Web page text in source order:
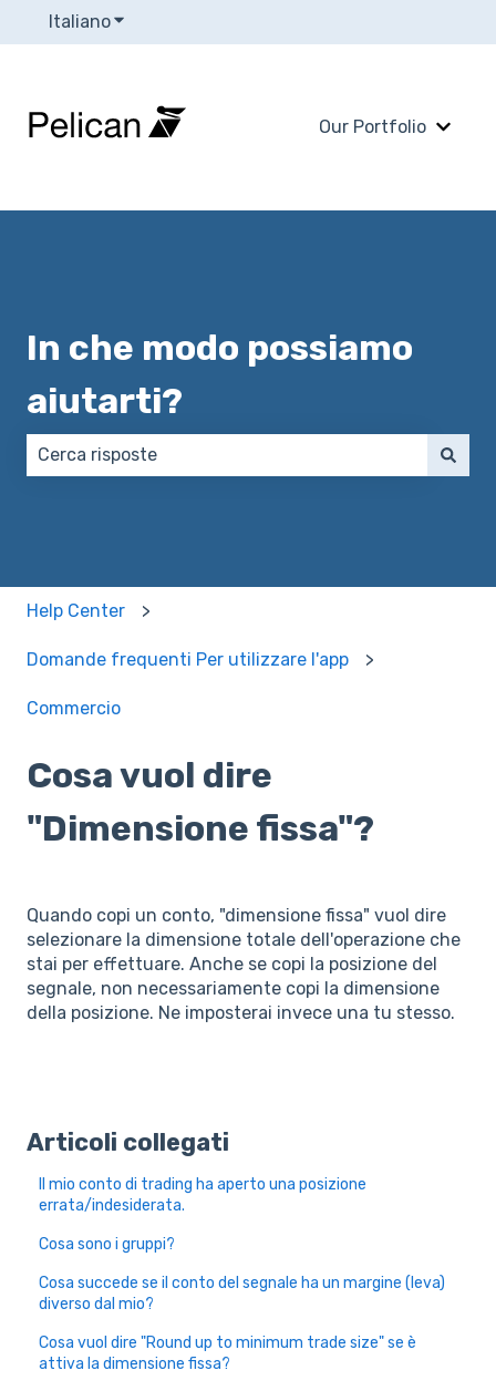
ItalianoMostra sottomenu per le traduzioni
Our Portfolio
In che modo possiamo
aiutarti?
Help Center
Domande frequenti Per utilizzare l'app
Commercio
Cosa vuol dire
"Dimensione fissa"?
Quando copi un conto, "dimensione fissa" vuol dire
selezionare la dimensione totale dell'operazione che
stai per effettuare. Anche se copi la posizione del
segnale, non necessariamente copi la dimensione
della posizione. Ne imposterai invece una tu stesso.
Articoli collegati
Il mio conto di trading ha aperto una posizione
errata/indesiderata.
Cosa sono i gruppi?
Cosa succede se il conto del segnale ha un margine (leva)
diverso dal mio?
Cosa vuol dire "Round up to minimum trade size" se è
attiva la dimensione fissa?